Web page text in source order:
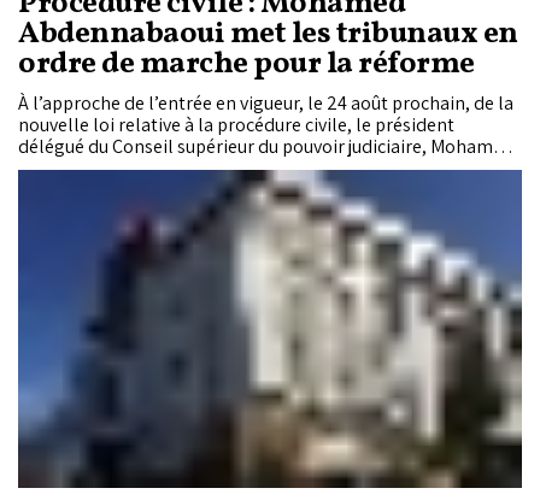
Abdennabaoui met les tribunaux en
ordre de marche pour la réforme
À l’approche de l’entrée en vigueur, le 24 août prochain, de la
nouvelle loi relative à la procédure civile, le président
délégué du Conseil supérieur du pouvoir judiciaire, Mohamed
Abdennabaoui, appelle les responsables des juridictions à
engager sans délai les préparatifs nécessaires. Diffusion de la
circulaire auprès des magistrats, organisation de rencontres
d’encadrement, suivi continu de l’application du texte,
remontée des difficultés et partage des bonnes pratiques : la
circulaire ne se limite pas à présenter les nouveautés de la
réforme. Elle fixe surtout une méthode de travail destinée à
garantir une mise en œuvre harmonisée dans l’ensemble des
tribunaux.